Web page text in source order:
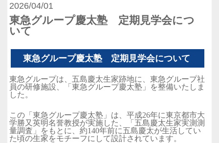
2026/04/01
東急グループ慶太塾 定期見学会につ
いて
東急グループ慶太塾 定期見学会について
東急グループは、五島慶太生家跡地に、東急グループ社
員の研修施設
「東急グループ慶太塾」を整備いたしま
した。
この「東急グループ慶太塾」は、平成26年に東京都市大
学勝又英明名誉教授が実施した、「 五島慶太生家実測測
量調査」をもとに、約140年前に五島慶太が生活してい
た頃の生家をモチーフにして設計されています。